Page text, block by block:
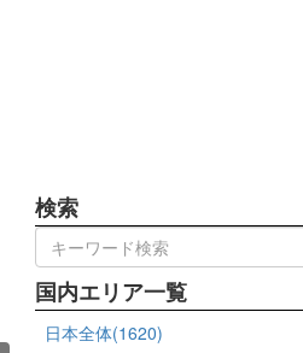
検索
国内エリア一覧
日本全体(1620)